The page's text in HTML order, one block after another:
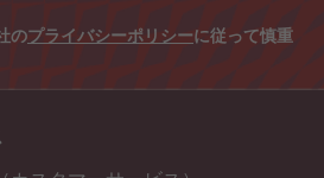
のプライバシーポリシーに従って慎重